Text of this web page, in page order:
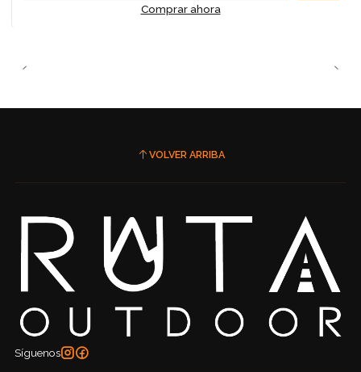
Comprar ahora
VOLVER ARRIBA
Síguenos